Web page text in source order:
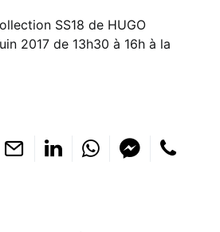
SS18 de HUGO
2017 de 13h30 à 16h à la